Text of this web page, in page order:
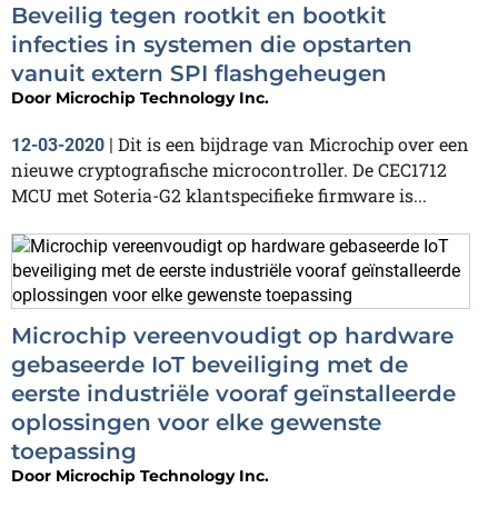
Beveilig tegen rootkit en bootkit
infecties in systemen die opstarten
vanuit extern SPI flashgeheugen
Door Microchip Technology Inc.
12-03-2020 | Dit is een bijdrage van Microchip over een
nieuwe cryptografische microcontroller. De CEC1712
MCU met Soteria-G2 klantspecifieke firmware is...
Microchip vereenvoudigt op hardware
gebaseerde IoT beveiliging met de
eerste industriële vooraf geïnstalleerde
oplossingen voor elke gewenste
toepassing
Door Microchip Technology Inc.